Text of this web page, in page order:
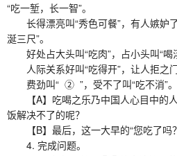
“吃一堑，长一智”。
长得漂亮叫“秀色可餐”，有人嫉妒
涎三尺”。
好处占大头叫“吃肉”，占小头叫“喝
人际关系好叫“吃得开”，让人拒之门
费劲叫“ ② ”，受不了叫“吃不消”。
【A】吃喝之乐乃中国人心目中的
饭解决不了的呢？
【B】最后，这一大早的“您吃了吗
4. 完成问题。